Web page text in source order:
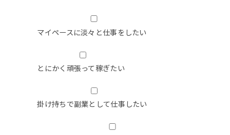
マイペースに淡々と仕事をしたい
とにかく頑張って稼ぎたい
掛け持ちで副業として仕事したい